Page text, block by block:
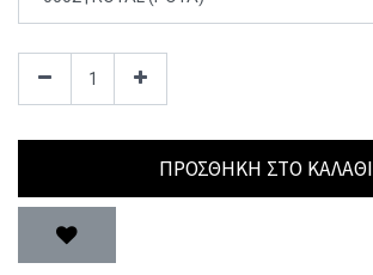
ΠΡΟΣΘΉΚΗ ΣΤΟ ΚΑΛΆΘΙ